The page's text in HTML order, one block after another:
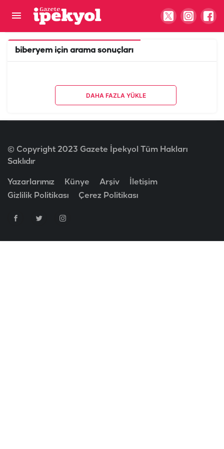
biberyem için arama sonuçları
DAHA FAZLA YÜKLE
© Copyright 2023 Gazete İpekyol Tüm Hakları
Saklıdır
Yazarlarımız Künye Arşiv
İletişim
Gizlilik Politikası
Çerez Politikası